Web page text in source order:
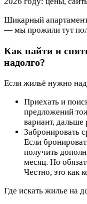
Шикарный
— мы прожили тут
Как найти и
надолго?
Если жильё нужно
Приехать и
предложений
вариант, дальше
Забронировать
Если
получить
месяц. Но
Честно, это как
Где искать жилье на